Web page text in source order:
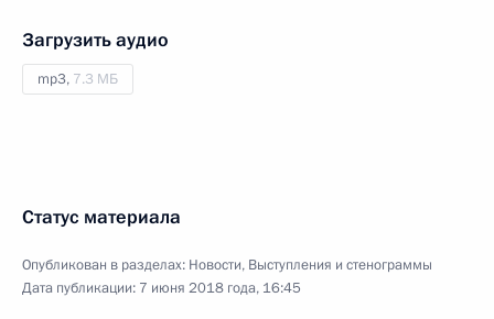
Загрузить аудио
mp3, 7.3 МБ
Статус материала
Опубликован в разделах: Новости, Выступления и стенограммы
Дата публикации: 7 июня 2018 года, 16:45